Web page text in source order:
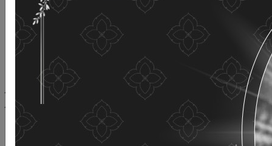
ลดขนาดตัวอักษร
ขนาดตัวอักษรปกติ
ความคมชัดสูง
ความคมชัดเชิงลบ
ความคมชัดปกติ
เปิดอ่านด้วยเสียง
ปิดอ่านด้วยเสียง
ผังเว็บไซต์
เว็บไซต์นี้ใช้คุกกี้ (Cookies)